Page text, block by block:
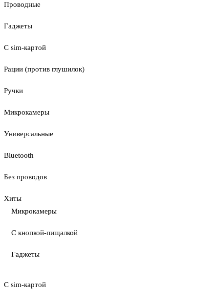
Проводные
Гаджеты
С sim-картой
Рации (против глушилок)
Ручки
Микрокамеры
Универсальные
Bluetooth
Без проводов
Хиты
Микрокамеры
С кнопкой-пищалкой
Гаджеты
С sim-картой